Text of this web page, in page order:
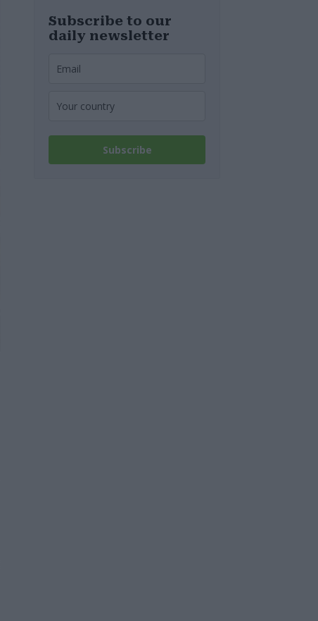
Werden die
Kraftstoffpreise
erneut steigen?
Subscribe to our
daily newsletter
Subscribe